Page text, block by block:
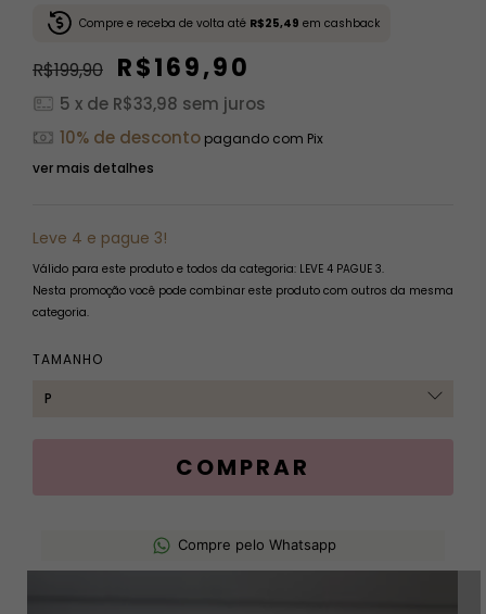
Compre e receba de volta até R$25,49 em cashback
R$199,90 R$169,90
5 x de R$33,98 sem juros
10% de desconto pagando com Pix
ver mais detalhes
Leve 4 e pague 3!
Válido para este produto e todos da categoria: LEVE 4 PAGUE 3.
Nesta promoção você pode combinar este produto com outros da mesma
categoria.
TAMANHO
Compre pelo Whatsapp